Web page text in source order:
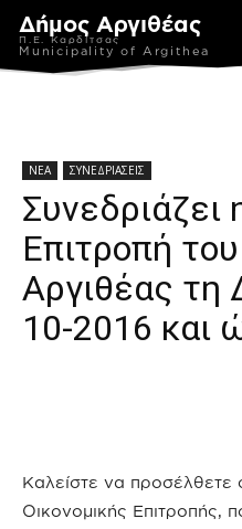
Δήμος Αργιθέας
Π.Ε. Καρδίτσας
Municipality of Argithea
ΝΕΑ ΣΥΝΕΔΡΙΑΣΕΙΣ
Συνεδριάζει
Επιτροπή
Αργιθέας τη
10-2016 και
Καλείστε να προσέλθετε
Οικονομικής Επιτροπής,